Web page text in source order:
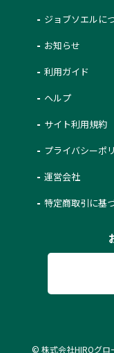
ジョブソエルに
お知らせ
利用ガイド
ヘルプ
サイト利用規約
プライバシーポ
運営会社
特定商取引に基
© 株式会社HIROグロ